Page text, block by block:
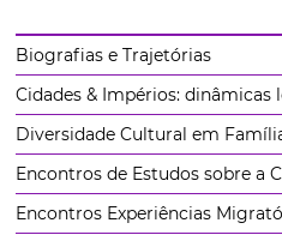
Biografias e Trajetórias
Cidades & Impérios: dinâmicas
Diversidade Cultural em
Encontros de Estudos sobre a
Encontros Experiências